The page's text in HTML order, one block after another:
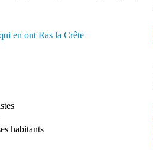
habitants